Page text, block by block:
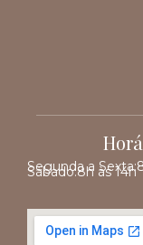
Segunda a Sexta:
Sábado:8h às 14h